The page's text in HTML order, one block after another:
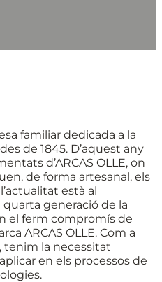
familiar dedicada a la
de 1845. D’aquest any
d’ARCAS OLLE, on
de forma artesanal, els
està al
quarta generació de la
el ferm compromís de
ARCAS OLLE. Com a
tenim la necessitat
en els processos de